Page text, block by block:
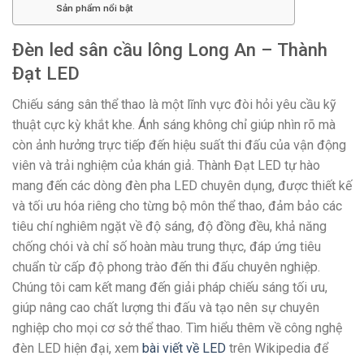
Sản phẩm nổi bật
Đèn led sân cầu lông Long An – Thành
Đạt LED
Chiếu sáng sân thể thao là một lĩnh vực đòi hỏi yêu cầu kỹ
thuật cực kỳ khắt khe. Ánh sáng không chỉ giúp nhìn rõ mà
còn ảnh hưởng trực tiếp đến hiệu suất thi đấu của vận động
viên và trải nghiệm của khán giả. Thành Đạt LED tự hào
mang đến các dòng đèn pha LED chuyên dụng, được thiết kế
và tối ưu hóa riêng cho từng bộ môn thể thao, đảm bảo các
tiêu chí nghiêm ngặt về độ sáng, độ đồng đều, khả năng
chống chói và chỉ số hoàn màu trung thực, đáp ứng tiêu
chuẩn từ cấp độ phong trào đến thi đấu chuyên nghiệp.
Chúng tôi cam kết mang đến giải pháp chiếu sáng tối ưu,
giúp nâng cao chất lượng thi đấu và tạo nên sự chuyên
nghiệp cho mọi cơ sở thể thao. Tìm hiểu thêm về công nghệ
đèn LED hiện đại, xem bài viết về LED trên Wikipedia để